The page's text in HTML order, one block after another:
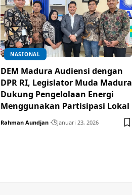
NASIONAL
DEM Madura Audiensi dengan
DPR RI, Legislator Muda Madura
Dukung Pengelolaan Energi
Menggunakan Partisipasi Lokal
Rahman Aundjan Januari 23, 2026